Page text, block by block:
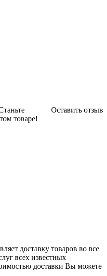
Оставить отзыв
товаре!
доставку товаров во все
всех известных
доставки Вы можете